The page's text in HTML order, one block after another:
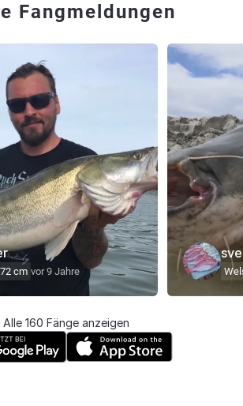
Fangmeldungen
72 cm vor 9 Jahre
Alle 160 Fänge anzeigen